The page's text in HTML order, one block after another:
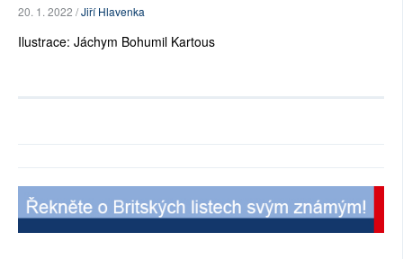
20. 1. 2022 /Jiří Hlavenka
Ilustrace: Jáchym Bohumil Kartous